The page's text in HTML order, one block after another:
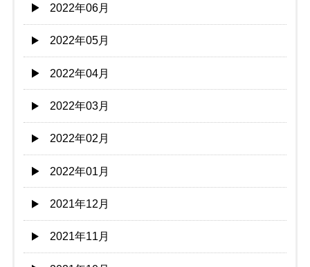
2022年06月
2022年05月
2022年04月
2022年03月
2022年02月
2022年01月
2021年12月
2021年11月